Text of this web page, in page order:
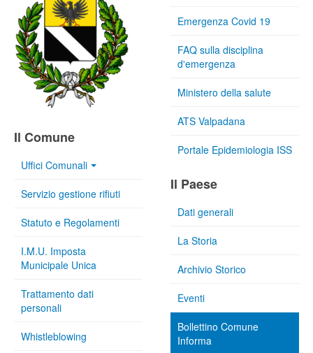
Il Comune
Uffici Comunali
Servizio gestione rifiuti
Statuto e Regolamenti
I.M.U. Imposta
Municipale Unica
Trattamento dati
personali
Whistleblowing
Emergenza Covid 19
FAQ sulla disciplina
d'emergenza
Ministero della salute
ATS Valpadana
Portale Epidemiologia ISS
Il Paese
Dati generali
La Storia
Archivio Storico
Eventi
Bollettino Comune
Informa